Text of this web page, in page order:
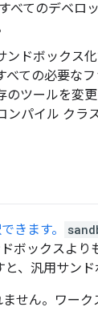
べてのデベロ
ドボックス
ての必要な
ツールを変
パイル クラ
きます。
ボックスよ
と、汎用サンド
せん。ワー